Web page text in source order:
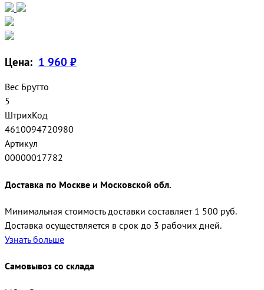
Цена: 1 960 ₽
Вес Брутто
5
ШтрихКод
4610094720980
Артикул
00000017782
Доставка по Москве и Московской обл.
Минимальная стоимость доставки составляет 1 500 руб.
Доставка осуществляется в срок до 3 рабочих дней.
Узнать больше
Самовывоз со склада